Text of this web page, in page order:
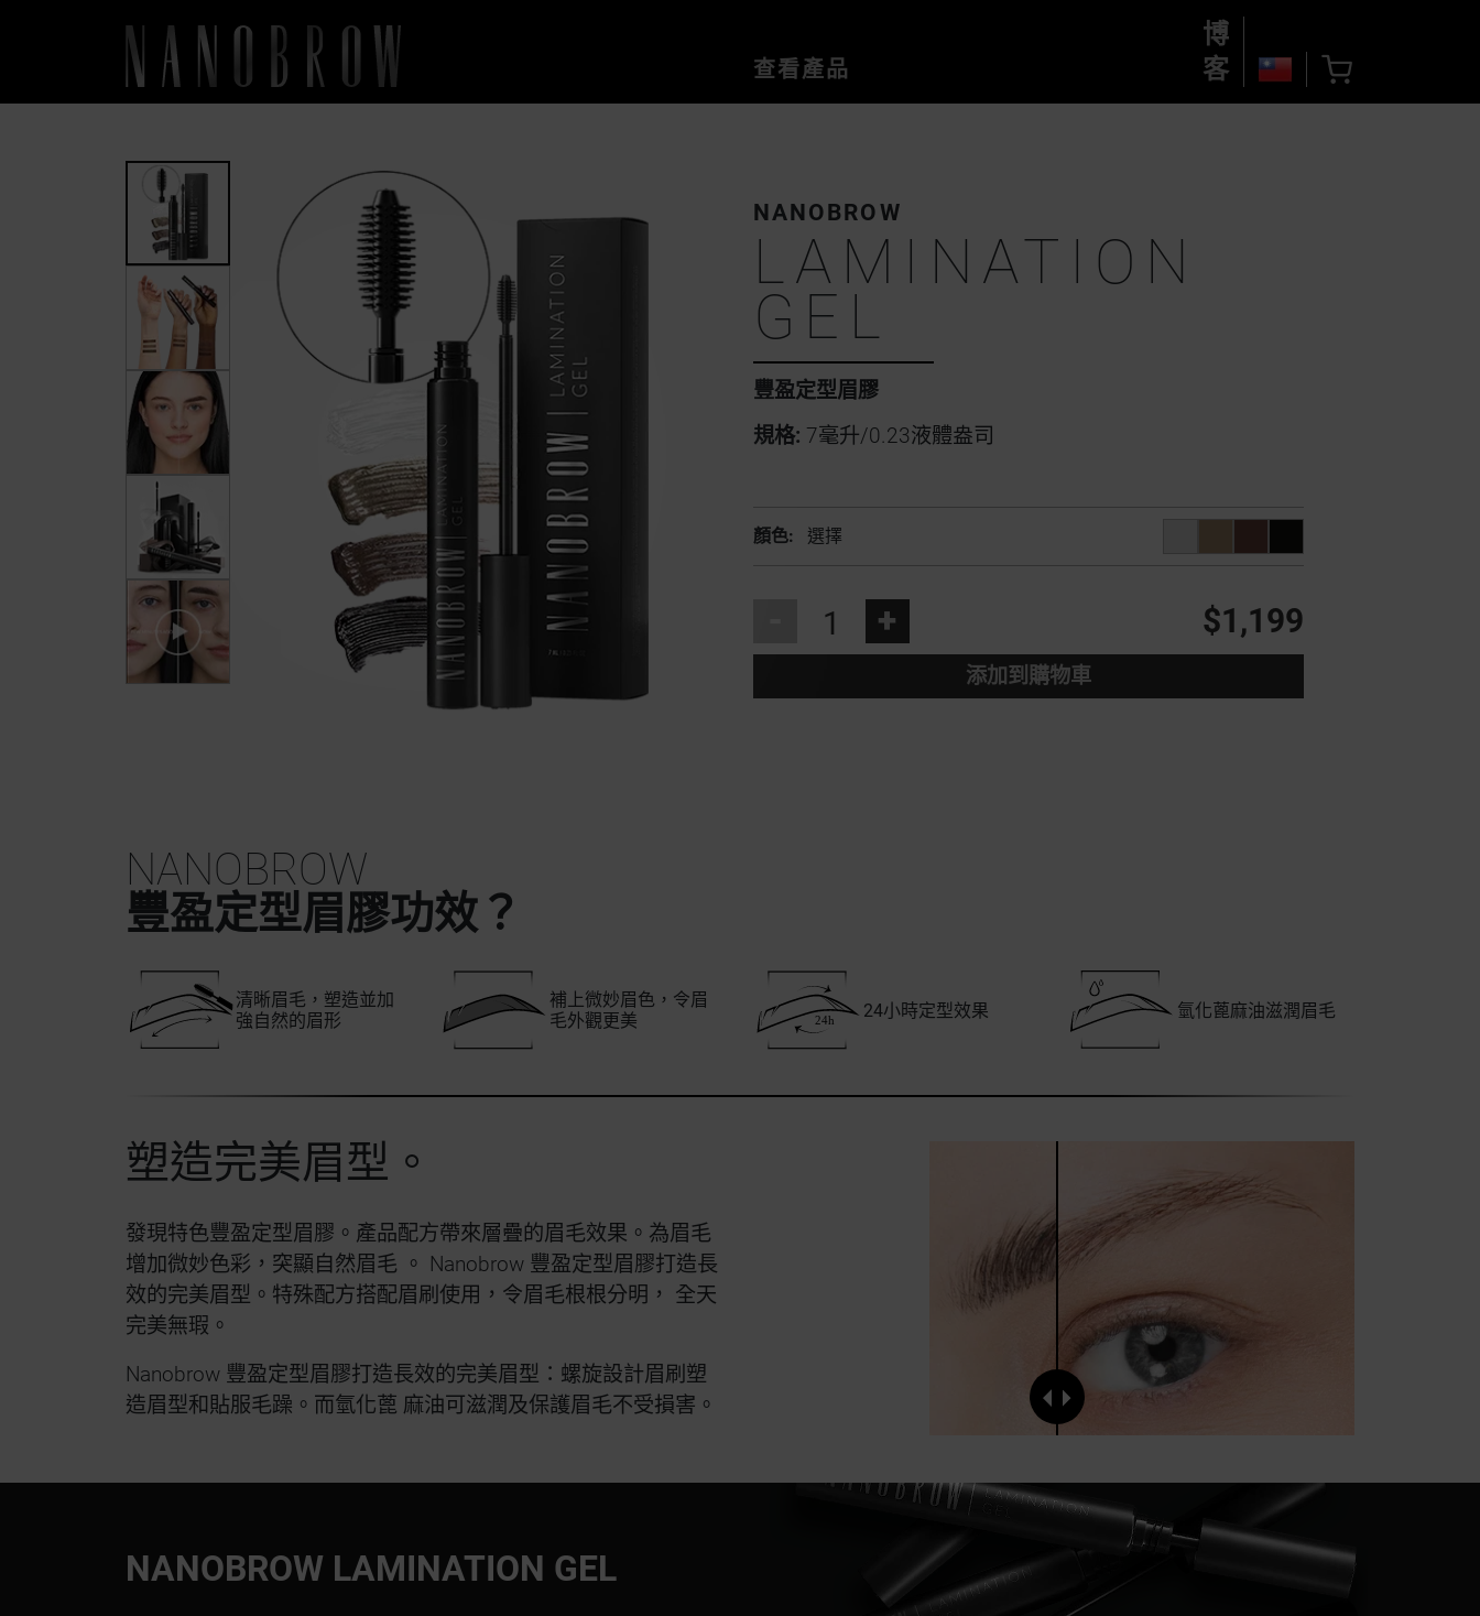
查看產品
博
客
NANOBROW
LAMINATION
GEL
豐盈定型眉膠
規格: 7毫升/0.23液體盎司
顏色: 選擇
+ $1,199
添加到購物車
NANOBROW
豐盈定型眉膠功效？
清晰眉毛，塑造並加
強自然的眉形
補上微妙眉色，令眉
毛外觀更美
24小時定型效果 氫化蓖麻油滋潤眉毛
塑造完美眉型。
發現特色豐盈定型眉膠。產品配方帶來層疊的眉毛效果。為眉毛
增加微妙色彩，突顯自然眉毛 。 Nanobrow 豐盈定型眉膠打造長
效的完美眉型。特殊配方搭配眉刷使用，令眉毛根根分明， 全天
完美無瑕。
Nanobrow 豐盈定型眉膠打造長效的完美眉型：螺旋設計眉刷塑
造眉型和貼服毛躁。而氫化蓖 麻油可滋潤及保護眉毛不受損害。
NANOBROW LAMINATION GEL